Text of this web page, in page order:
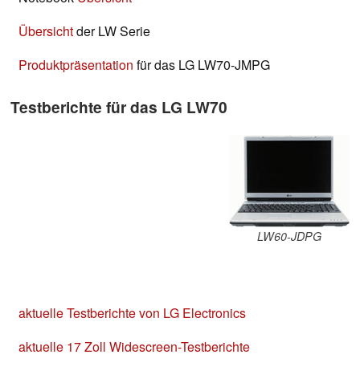
Übersichtder LW Serie
Produktpräsentation für das LG LW70-JMPG
Testberichte für das LG LW70
LW60-JDPG
aktuelle Testberichte von LG Electronics
aktuelle 17 Zoll Widescreen-Testberichte